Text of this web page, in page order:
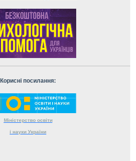
Корисні посилання:
Міністерство освіти
і науки України